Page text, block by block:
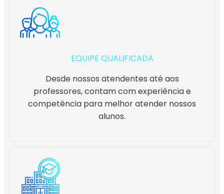
EQUIPE QUALIFICADA
Desde nossos atendentes até aos
professores, contam com experiência e
competência para melhor atender nossos
alunos.